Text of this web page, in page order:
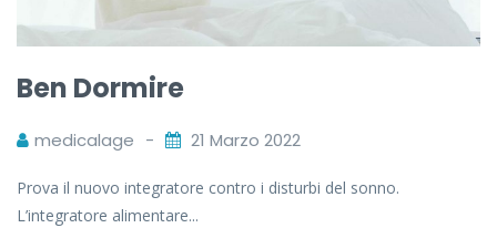
Ben Dormire
medicalage 21 Marzo 2022
Prova il nuovo integratore contro i disturbi del sonno.
L’integratore alimentare...